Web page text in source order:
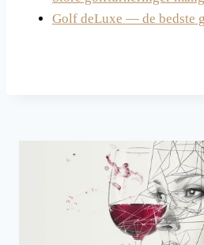
Golf deLuxe — de bedste